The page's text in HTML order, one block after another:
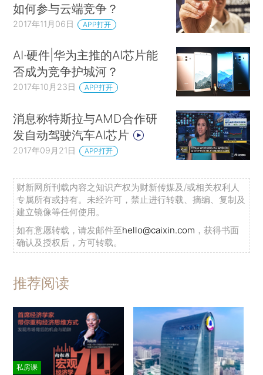
如何参与云端竞争？
2017年11月06日 APP打开
AI·硬件|华为主推的AI芯片能
否成为竞争护城河？
2017年10月23日 APP打开
消息称特斯拉与AMD合作研
发自动驾驶汽车AI芯片
2017年09月21日 APP打开
财新网所刊载内容之知识产权为财新传媒及/或相关权利人
专属所有或持有。未经许可，禁止进行转载、摘编、复制及
建立镜像等任何使用。
如有意愿转载，请发邮件至hello@caixin.com ，获得书面
确认及授权后，方可转载。
推荐阅读
私房课